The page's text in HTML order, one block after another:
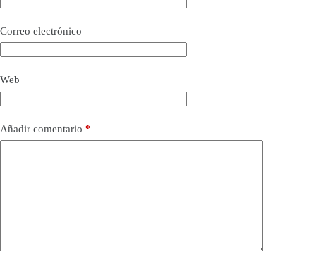
Correo electrónico
Web
Añadir comentario *